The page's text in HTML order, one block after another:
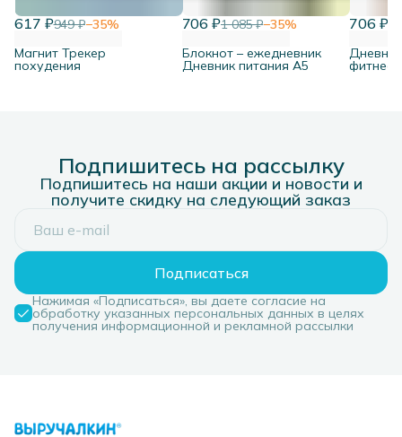
617 ₽949 ₽−35%
Магнит Трекер
похудения
706 ₽1 085 ₽−35%
Блокнот – ежедневник
Дневник питания А5
706 ₽
фитнес,
Подпишитесь на рассылку
Подпишитесь на наши акции и новости и
получите скидку на следующий заказ
Подписаться
Нажимая «Подписаться», вы даете согласие на
обработку указанных персональных данных в целях
получения информационной и рекламной рассылки